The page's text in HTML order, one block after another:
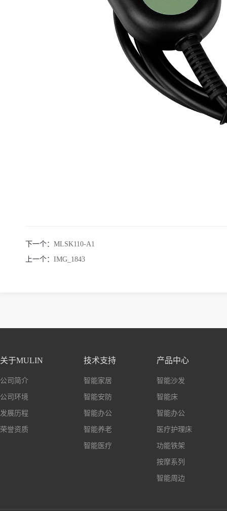
下一个： MLSK110-A1
上一个： IMG_1843
关于MULIN
公司简介
公司环境
发展历程
荣誉资质
技术支持
智能家居
智能安防
智能办公
智能养老
智能医疗
产品中心
智能沙发
智能床
智能办公
医疗护理床
功能铁架
按摩系列
智能周边